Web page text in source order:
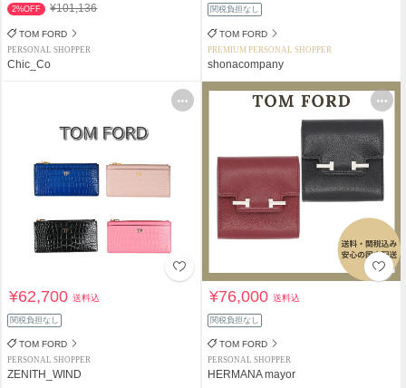
2%OFF ¥101,136
TOM FORD
PERSONAL SHOPPER
Chic_Co
関税負担なし
TOM FORD
PREMIUM PERSONAL SHOPPER
shonacompany
¥62,700送料込
関税負担なし
TOM FORD
PERSONAL SHOPPER
ZENITH_WIND
¥76,000送料込
関税負担なし
TOM FORD
PERSONAL SHOPPER
HERMANA mayor